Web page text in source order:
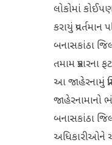
લોકોમાં
કરાયું
બનાસકાંઠા
તમામ પ્રકારના
આ જાહેરનામું
જાહેરનામાનો
બનાસકાંઠા
અધિકારીઓને